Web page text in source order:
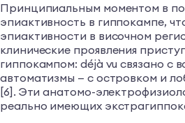
Принципиальным моментом в
эпиактивность в гиппокампе,
эпиактивности в височном
клинические проявления
гиппокампом: déjà vu связано с
автоматизмы — с островком и
[6]. Эти анатомо-
реально имеющих